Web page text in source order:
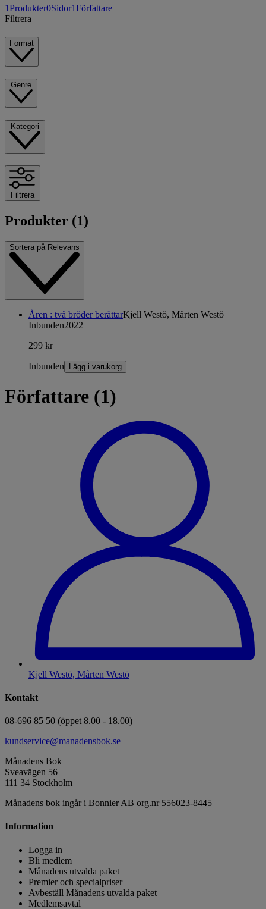
1Produkter0Sidor1Författare
Filtrera
Format
Filtrera
Produkter (1)
Sortera på Relevans
Åren : två bröder berättarKjell Westö, Mårten Westö
Inbunden2022
299 kr
Inbunden Lägg i varukorg
Författare (1)
Kjell Westö, Mårten Westö
Kontakt
08-696 85 50 (öppet 8.00 - 18.00)
kundservice@manadensbok.se
Månadens Bok
Sveavägen 56
111 34 Stockholm
Månadens bok ingår i Bonnier AB org.nr 556023-8445
Information
Logga in
Bli medlem
Månadens utvalda paket
Premier och specialpriser
Avbeställ Månadens utvalda paket
Medlemsavtal